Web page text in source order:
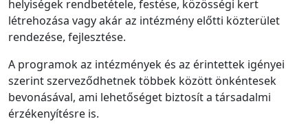
helyiségek rendbetétele, festése, közösségi kert
létrehozása vagy akár az intézmény előtti közterület
rendezése, fejlesztése.
A programok az intézmények és az érintettek igényei
szerint szerveződhetnek többek között önkéntesek
bevonásával, ami lehetőséget biztosít a társadalmi
érzékenyítésre is.